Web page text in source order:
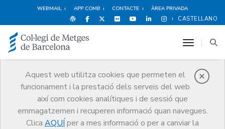
WEBMAIL APP COMB CONTACTE ÀREA PRIVADA
CASTELLANO
Aquest web utilitza cookies que permeten el
funcionament i la prestació dels serveis del web
així com cookies analítiques i de sessió que
emmagatzemen i recuperen informació quan navegues.
Clica AQUÍ per a mes informació o per a canviar la
toggle
Notícies
Comunicació
Notícies
La cursa atlètica dels Medijocs arriba a la 20a edició amb rècord de
participants